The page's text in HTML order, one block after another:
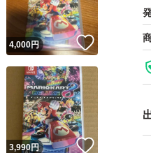
いね！
4,000円
いね！
3,990円